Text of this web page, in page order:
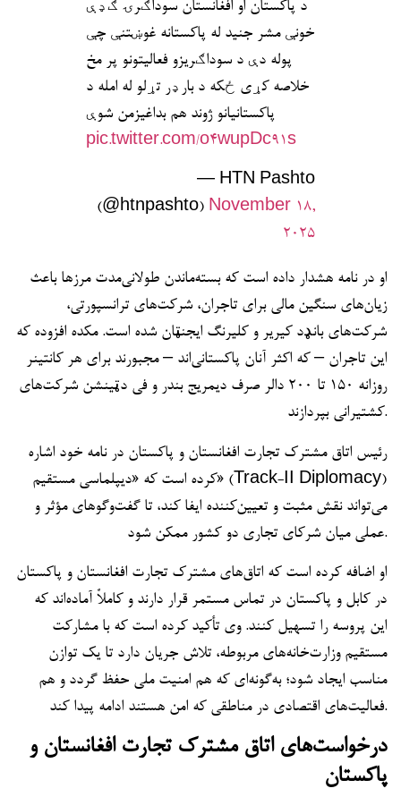
د پاکستان او افغانستان سوداګرۍ ګډې
خونې مشر جنید له پاکستانه غوښتنې چې
پوله دې د سوداګریزو فعالیتونو پر مخ
خلاصه کړي ځکه د بارډر تړلو له امله د
پاکستانیانو ژوند هم بداغیزمن شوې
pic.twitter.com/o4wupDc91s
— HTN Pashto
(@htnpashto) November 18,
2025
او در نامه هشدار داده است که بسته‌ماندن طولانی‌مدت مرزها باعث
زیان‌های سنگین مالی برای تاجران، شرکت‌های ترانسپورتی،
شرکت‌های بانډد کیریر و کلیرنگ ایجنټان شده است. مکده افزوده که
این تاجران – که اکثر آنان پاکستانی‌اند – مجبورند برای هر کانتینر
روزانه ۱۵۰ تا ۲۰۰ دالر صرف دیمریج بندر و فی دټینشن شرکت‌های
کشتیرانی بپردازند.
رئیس اتاق مشترک تجارت افغانستان و پاکستان در نامه خود اشاره
کرده است که «دیپلماسی مستقیم» (Track-II Diplomacy)
می‌تواند نقش مثبت و تعیین‌کننده ایفا کند، تا گفت‌وگوهای مؤثر و
عملی میان شرکای تجاری دو کشور ممکن شود.
او اضافه کرده است که اتاق‌های مشترک تجارت افغانستان و پاکستان
در کابل و پاکستان در تماس مستمر قرار دارند و کاملاً آماده‌اند که
این پروسه را تسهیل کنند. وی تأکید کرده است که با مشارکت
مستقیم وزارت‌خانه‌های مربوطه، تلاش جریان دارد تا یک توازن
مناسب ایجاد شود؛ به‌گونه‌ای که هم امنیت ملی حفظ گردد و هم
فعالیت‌های اقتصادی در مناطقی که امن هستند ادامه پیدا کند.
درخواست‌های اتاق مشترک تجارت افغانستان و
پاکستان